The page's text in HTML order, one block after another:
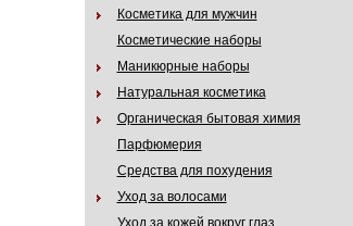
Косметика для мужчин
Косметические наборы
Маникюрные наборы
Натуральная косметика
Органическая бытовая химия
Парфюмерия
Средства для похудения
Уход за волосами
Уход за кожей вокруг глаз